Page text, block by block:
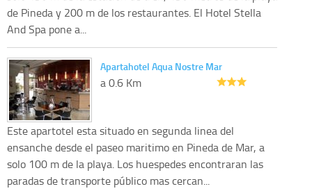
de Pineda y 200 m de los restaurantes. El Hotel Stella
And Spa pone a...
Apartahotel Aqua Nostre Mar
a 0.6 Km
Este apartotel esta situado en segunda linea del
ensanche desde el paseo maritimo en Pineda de Mar, a
solo 100 m de la playa. Los huespedes encontraran las
paradas de transporte público mas cercan...